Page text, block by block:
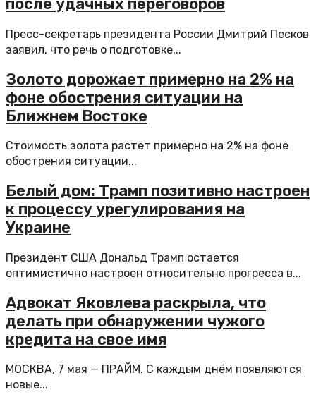
после удачных переговоров
Пресс-секретарь президента России Дмитрий Песков
заявил, что речь о подготовке...
Золото дорожает примерно на 2% на
фоне обострения ситуации на
Ближнем Востоке
Стоимость золота растет примерно на 2% на фоне
обострения ситуации...
Белый дом: Трамп позитивно настроен
к процессу урегулирования на
Украине
Президент США Дональд Трамп остается
оптимистично настроен относительно прогресса в...
Адвокат Яковлева раскрыла, что
делать при обнаружении чужого
кредита на свое имя
МОСКВА, 7 мая — ПРАЙМ. С каждым днём появляются
новые...